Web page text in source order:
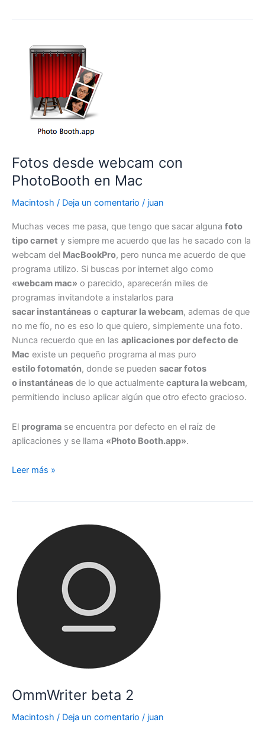
Fotos desde webcam con
PhotoBooth en Mac
Macintosh / Deja un comentario / juan
Muchas veces me pasa, que tengo que sacar alguna foto
tipo carnet y siempre me acuerdo que las he sacado con la
webcam del MacBookPro, pero nunca me acuerdo de que
programa utilizo. Si buscas por internet algo como
«webcam mac» o parecido, aparecerán miles de
programas invitandote a instalarlos para
sacar instantáneas o capturar la webcam, ademas de que
no me fío, no es eso lo que quiero, simplemente una foto.
Nunca recuerdo que en las aplicaciones por defecto de
Mac existe un pequeño programa al mas puro
estilo fotomatón, donde se pueden sacar fotos
o instantáneas de lo que actualmente captura la webcam,
permitiendo incluso aplicar algún que otro efecto gracioso.
El programa se encuentra por defecto en el raíz de
aplicaciones y se llama «Photo Booth.app».
Fotos
Mac
Leer más »
OmmWriter beta 2
Macintosh / Deja un comentario / juan